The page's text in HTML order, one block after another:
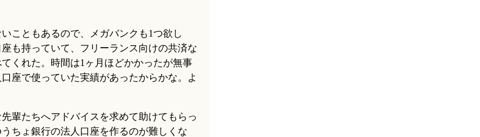
こともあるので、メガバンクも1つ欲し
も持っていて、フリーランス向けの共済な
くれた。時間は1ヶ月ほどかかったが無事
座で使っていた実績があったからかな。よ
輩たちへアドバイスを求めて助けてもらっ
ちょ銀行の法人口座を作るのが難しくな